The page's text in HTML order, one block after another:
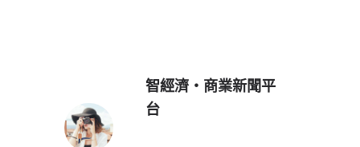
智經濟・商業新聞平
台